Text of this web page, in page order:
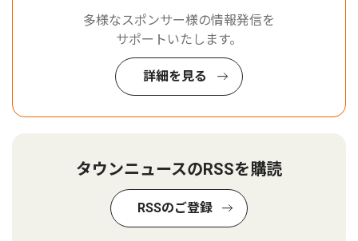
多様なスポンサー様の情報発信を
サポートいたします。
詳細を見る
タウンニュースのRSSを購読
RSSのご登録